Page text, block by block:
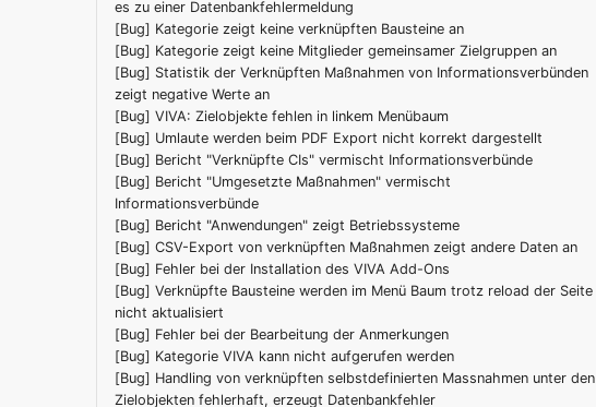
es zu einer Datenbankfehlermeldung
[Bug] Kategorie zeigt keine verknüpften Bausteine an
[Bug] Kategorie zeigt keine Mitglieder gemeinsamer Zielgruppen an
[Bug] Statistik der Verknüpften Maßnahmen von Informationsverbünden
zeigt negative Werte an
[Bug] VIVA: Zielobjekte fehlen in linkem Menübaum
[Bug] Umlaute werden beim PDF Export nicht korrekt dargestellt
[Bug] Bericht "Verknüpfte CIs" vermischt Informationsverbünde
[Bug] Bericht "Umgesetzte Maßnahmen" vermischt
Informationsverbünde
[Bug] Bericht "Anwendungen" zeigt Betriebssysteme
[Bug] CSV-Export von verknüpften Maßnahmen zeigt andere Daten an
[Bug] Fehler bei der Installation des VIVA Add-Ons
[Bug] Verknüpfte Bausteine werden im Menü Baum trotz reload der Seite
nicht aktualisiert
[Bug] Fehler bei der Bearbeitung der Anmerkungen
[Bug] Kategorie VIVA kann nicht aufgerufen werden
[Bug] Handling von verknüpften selbstdefinierten Massnahmen unter den
Zielobjekten fehlerhaft, erzeugt Datenbankfehler